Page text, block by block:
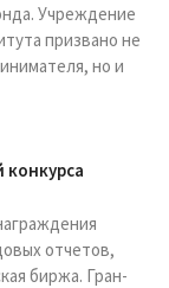
Учреждение
призвано не
но и
отчетов,
биржа. Гран-